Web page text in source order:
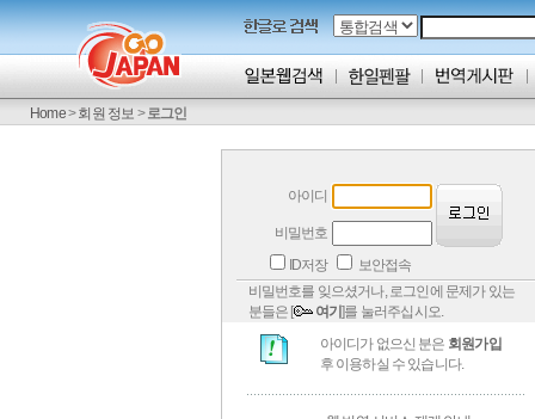
Home>회원 정보 >로그인
아이디
비밀번호
ID저장
보안접속
비밀번호를 잊으셨거나, 로그인에 문제가 있는
분들은 [
여기]를 눌러주십시오.
아이디가 없으신 분은 회원가입
후 이용하실 수 있습니다.